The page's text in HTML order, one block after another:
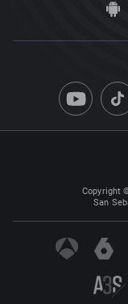
Copyright
San